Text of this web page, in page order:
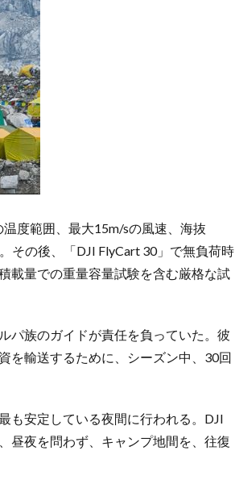
度範囲、最大15m/sの風速、海抜
その後、「DJI FlyCart 30」で無負荷時
載量での重量容量試験を含む厳格な試
パ族のガイドが責任を負っていた。彼
を輸送するために、シーズン中、30回
も安定している夜間に行われる。DJI
昼夜を問わず、キャンプ地間を、往復